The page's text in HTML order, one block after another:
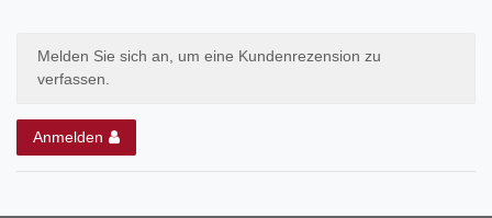
Melden Sie sich an, um eine Kundenrezension zu
verfassen.
Anmelden